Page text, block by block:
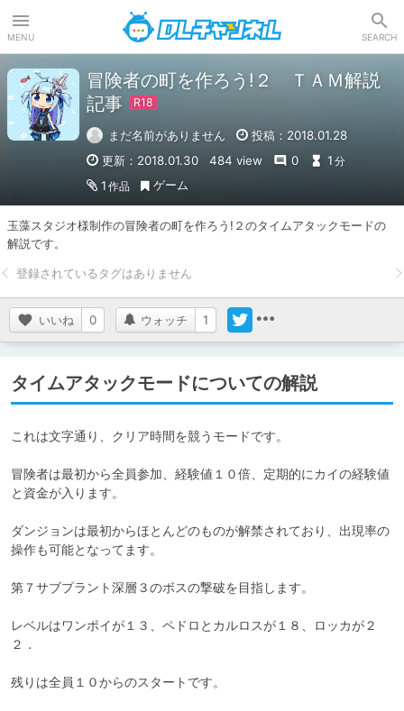
MENU SEARCH
冒険者の町を作ろう!２ ＴＡＭ解説
記事
まだ名前がありません
投稿：2018.01.28
更新：2018.01.30
484 view 0 1 分
1 作品 ゲーム
玉藻スタジオ様制作の冒険者の町を作ろう!２のタイムアタックモードの
解説です。
いいね 0 ウォッチ 1
タイムアタックモードについての解説
これは文字通り、クリア時間を競うモードです。
冒険者は最初から全員参加、経験値１０倍、定期的にカイの経験値
と資金が入ります。
ダンジョンは最初からほとんどのものが解禁されており、出現率の
操作も可能となってます。
第７サブプラント深層３のボスの撃破を目指します。
レベルはワンポイが１３、ペドロとカルロスが１８、ロッカが２
２．
残りは全員１０からのスタートです。